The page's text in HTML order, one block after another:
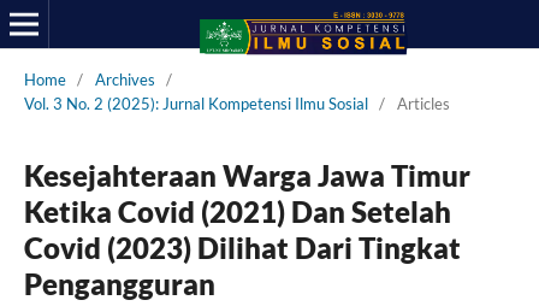
Home / Archives
/
Vol. 3 No. 2 (2025): Jurnal Kompetensi Ilmu Sosial / Articles
Kesejahteraan Warga Jawa Timur
Ketika Covid (2021) Dan Setelah
Covid (2023) Dilihat Dari Tingkat
Pengangguran